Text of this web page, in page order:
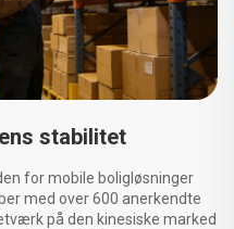
stabilitet
for mobile boligløsninger
med over 600 anerkendte
på den kinesiske marked